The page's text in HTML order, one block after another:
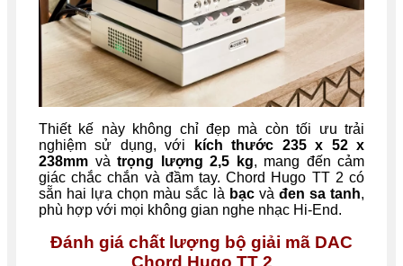
Thiết kế này không chỉ đẹp mà còn tối ưu trải
nghiệm sử dụng, với
kích thước 235 x 52 x
238mm và trọng lượng 2,5 kg, mang đến cảm
giác chắc chắn và đầm tay. Chord Hugo TT 2 có
sẵn hai lựa chọn màu sắc là bạcvà đen sa tanh,
phù hợp với mọi không gian nghe nhạc Hi-End.
Đánh giá chất lượng bộ giải mã DAC
Chord Hugo TT 2